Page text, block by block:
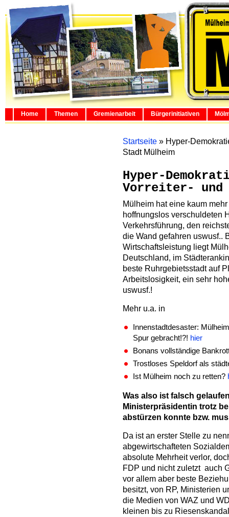
Home Themen Gremienarbeit Bürgerinitiativen
Startseite » Hyper-
Stadt Mülheim
Hyper-
Vorreiter- und
Mülheim hat eine kaum
hoffnungslos verschuldeten
Verkehrsführung, den
die Wand gefahren uswusf..
Wirtschaftsleistung liegt
Deutschland, im
beste Ruhrgebietsstadt auf
Arbeitslosigkeit, ein sehr
uswusf.!
Mehr u.a. in
Innenstadtdesaster:
Spur gebracht!?! hier
Bonans vollständige
Trostloses Speldorf als
Ist Mülheim noch zu retten?
Was also ist falsch
Ministerpräsidentin trotz
abstürzen konnte bzw.
Da ist an erster Stelle zu
abgewirtschafteten
absolute Mehrheit verlor,
FDP und nicht zuletzt auch
vor allem aber beste
besitzt, von RP, Ministerien
die Medien von WAZ und
kleinen bis zu